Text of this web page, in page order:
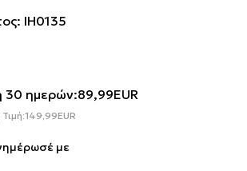
IH0135
30 ημερών:89,99EUR
149,99EUR
με